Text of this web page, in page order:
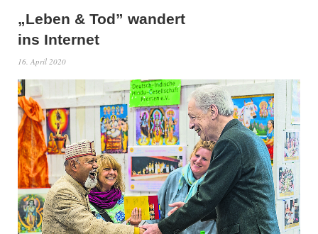
„Leben & Tod” wandert
ins Internet
16. April 2020